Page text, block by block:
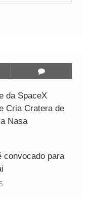
da SpaceX
Cria Cratera de
Nasa
convocado para